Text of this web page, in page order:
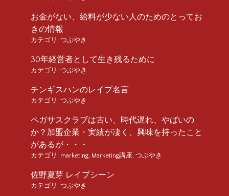
お金がない、給料が少ない人のためのとってお
きの情報
カテゴリ: つぶやき
30年経営者として生き残るために
カテゴリ: つぶやき
チンギスハンのレイプ名言
カテゴリ: つぶやき
ペガサスクラブは古い、時代遅れ、やばいの
か？加盟企業・実績が凄く、興味を持ったこと
があるが・・・
カテゴリ: marketing Marketing講座 つぶやき
佐野夏芽 レイプシーン
カテゴリ: つぶやき